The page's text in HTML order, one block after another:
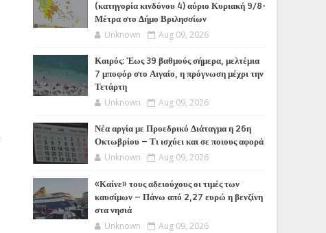
(κατηγορία κινδύνου 4) αύριο Κυριακή 9/8-
Μέτρα στο Δήμο Βριλησσίων
Unknown Aug 09, 2026
Καιρός: Έως 39 βαθμούς σήμερα, μελτέμια
7 μποφόρ στο Αιγαίο, η πρόγνωση μέχρι την
Τετάρτη
Unknown Aug 09, 2026
Νέα αργία με Προεδρικό Διάταγμα η 26η
Οκτωβρίου – Τι ισχύει και σε ποιους αφορά
Unknown Aug 09, 2026
«Καίνε» τους αδειούχους οι τιμές των
καυσίμων – Πάνω από 2,27 ευρώ η βενζίνη
στα νησιά
Unknown Aug 09, 2026